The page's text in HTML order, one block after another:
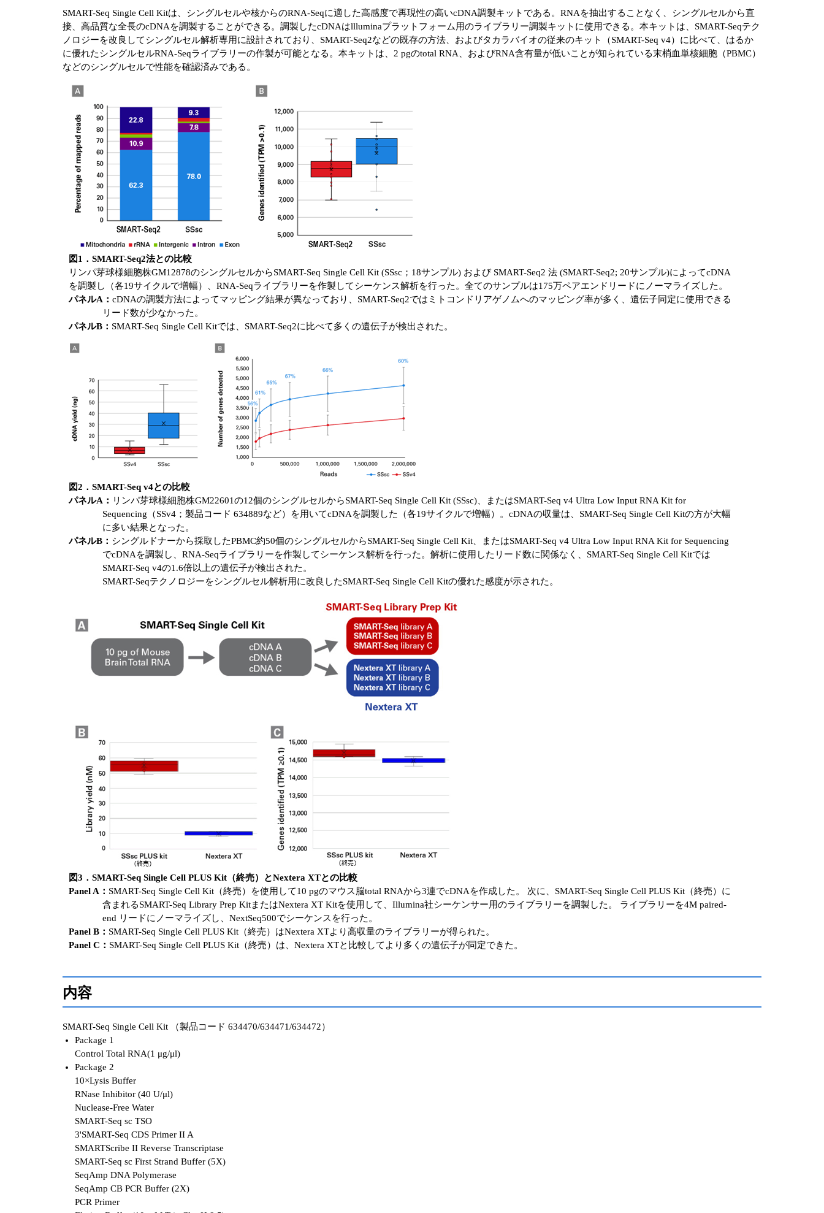
SMART-Seq Single Cell Kitは、シングルセルや核からのRNA-Seqに適した高感度で再現性の高いcDNA調製キットである。RNAを抽出することなく、シングルセルから直
接、高品質な全長のcDNAを調製することができる。調製したcDNAはllluminaプラットフォーム用のライブラリー調製キットに使用できる。本キットは、SMART-Seqテク
ノロジーを改良してシングルセル解析専用に設計されており、SMART-Seq2などの既存の方法、およびタカラバイオの従来のキット（SMART-Seq v4）に比べて、はるか
に優れたシングルセルRNA-Seqライブラリーの作製が可能となる。本キットは、2 pgのtotal RNA、およびRNA含有量が低いことが知られている末梢血単核細胞（PBMC）
などのシングルセルで性能を確認済みである。
図1．SMART-Seq2法との比較
リンパ芽球様細胞株GM12878のシングルセルからSMART-Seq Single Cell Kit (SSsc；18サンプル) および SMART-Seq2 法 (SMART-Seq2; 20サンプル)によってcDNA
を調製し（各19サイクルで増幅）、RNA-Seqライブラリーを作製してシーケンス解析を行った。全てのサンプルは175万ペアエンドリードにノーマライズした。
パネルA： cDNAの調製方法によってマッピング結果が異なっており、SMART-Seq2ではミトコンドリアゲノムへのマッピング率が多く、遺伝子同定に使用できる
リード数が少なかった。
パネルB： SMART-Seq Single Cell Kitでは、SMART-Seq2に比べて多くの遺伝子が検出された。
図2．SMART-Seq v4との比較
パネルA： リンパ芽球様細胞株GM22601の12個のシングルセルからSMART-Seq Single Cell Kit (SSsc)、またはSMART-Seq v4 Ultra Low Input RNA Kit for
Sequencing（SSv4；製品コード 634889など）を用いてcDNAを調製した（各19サイクルで増幅）。cDNAの収量は、SMART-Seq Single Cell Kitの方が大幅
に多い結果となった。
パネルB： シングルドナーから採取したPBMC約50個のシングルセルからSMART-Seq Single Cell Kit、またはSMART-Seq v4 Ultra Low Input RNA Kit for Sequencing
でcDNAを調製し、RNA-Seqライブラリーを作製してシーケンス解析を行った。解析に使用したリード数に関係なく、SMART-Seq Single Cell Kitでは
SMART-Seq v4の1.6倍以上の遺伝子が検出された。
SMART-Seqテクノロジーをシングルセル解析用に改良したSMART-Seq Single Cell Kitの優れた感度が示された。
図3．SMART-Seq Single Cell PLUS Kit（終売）とNextera XTとの比較
Panel A： SMART-Seq Single Cell Kit（終売）を使用して10 pgのマウス脳total RNAから3連でcDNAを作成した。 次に、SMART-Seq Single Cell PLUS Kit（終売）に
含まれるSMART-Seq Library Prep KitまたはNextera XT Kitを使用して、Illumina社シーケンサー用のライブラリーを調製した。 ライブラリーを4M paired-
end リードにノーマライズし、NextSeq500でシーケンスを行った。
Panel B： SMART-Seq Single Cell PLUS Kit（終売）はNextera XTより高収量のライブラリーが得られた。
Panel C： SMART-Seq Single Cell PLUS Kit（終売）は、Nextera XTと比較してより多くの遺伝子が同定できた。
内容
SMART-Seq Single Cell Kit （製品コード 634470/634471/634472）
Package 1
Control Total RNA(1 μg/μl)
Package 2
10×Lysis Buffer
RNase Inhibitor (40 U/μl)
Nuclease-Free Water
SMART-Seq sc TSO
3'SMART-Seq CDS Primer II A
SMARTScribe II Reverse Transcriptase
SMART-Seq sc First Strand Buffer (5X)
SeqAmp DNA Polymerase
SeqAmp CB PCR Buffer (2X)
PCR Primer